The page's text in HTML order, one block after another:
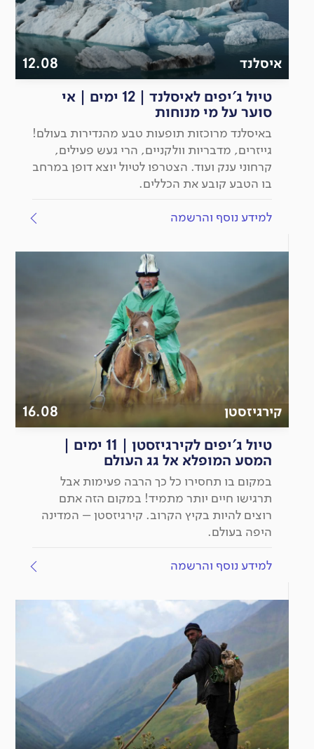
איסלנד 12.08
טיול ג'יפים לאיסלנד | 12 ימים | אי
סוער על מי מנוחות
באיסלנד מרוכזות תופעות טבע מהנדירות בעולם!
גייזרים, מדבריות וולקניים, הרי געש פעילים,
קרחוני ענק ועוד. הצטרפו לטיול יוצא דופן במרחב
בו הטבע קובע את הכללים.
למידע נוסף והרשמה
קירגיזסטן 16.08
טיול ג'יפים לקירגיזסטן | 11 ימים |
המסע המופלא אל גג העולם
במקום בו תחסירו כל כך הרבה פעימות אבל
תרגישו חיים יותר מתמיד! במקום הזה אתם
רוצים להיות בקיץ הקרוב. קירגיזסטן – המדינה
היפה בעולם.
למידע נוסף והרשמה